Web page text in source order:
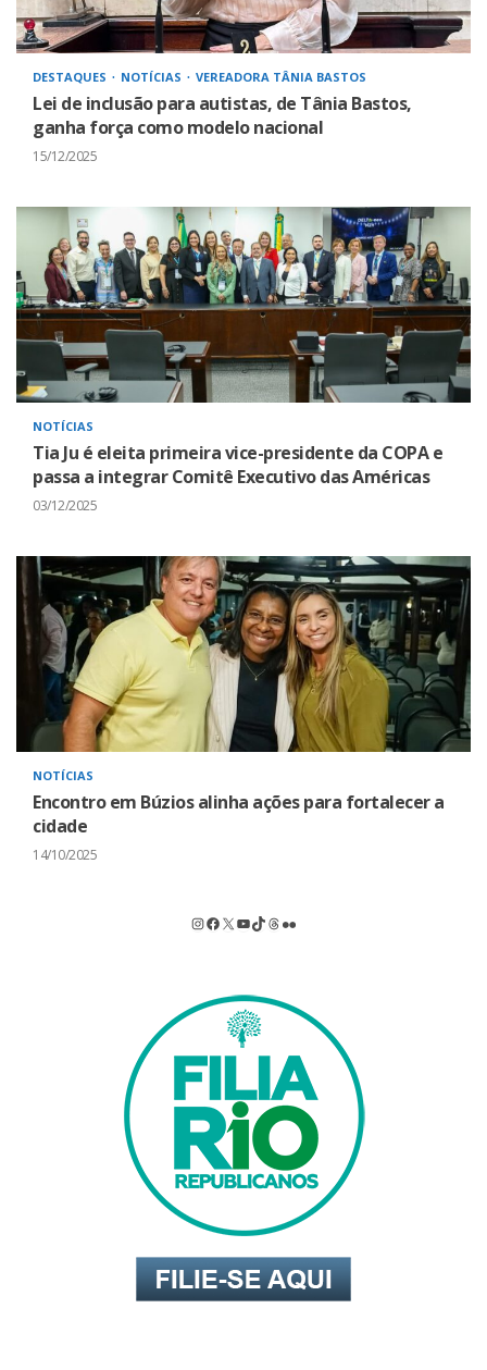
DESTAQUES NOTÍCIAS VEREADORA TÂNIA BASTOS
Lei de inclusão para autistas, de Tânia Bastos,
ganha força como modelo nacional
15/12/2025
NOTÍCIAS
Tia Ju é eleita primeira vice-presidente da COPA e
passa a integrar Comitê Executivo das Américas
03/12/2025
NOTÍCIAS
Encontro em Búzios alinha ações para fortalecer a
cidade
14/10/2025
Instagram
Facebook
X Youtube
TikTok
Threads
Flickr